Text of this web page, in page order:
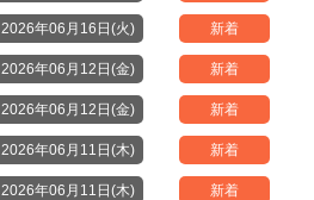
2026年06月16日(火) 新着
2026年06月12日(金) 新着
2026年06月12日(金) 新着
2026年06月11日(木) 新着
2026年06月11日(木) 新着